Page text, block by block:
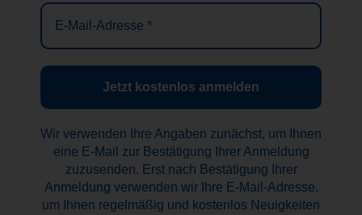
E-
Mail-
Adresse
Wir verwenden Ihre Angaben zunächst, um Ihnen
eine E-Mail zur Bestätigung Ihrer Anmeldung
zuzusenden. Erst nach Bestätigung Ihrer
Anmeldung verwenden wir Ihre E-Mail-Adresse,
um Ihnen regelmäßig und kostenlos Neuigkeiten